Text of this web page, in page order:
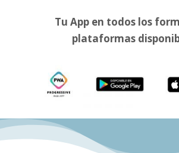
Tu App en todos los
plataformas